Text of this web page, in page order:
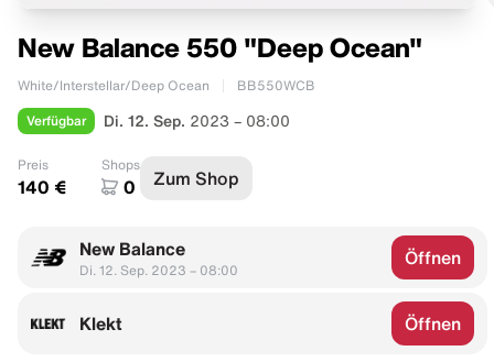
New Balance 550 "Deep Ocean"
White/Interstellar/Deep Ocean BB550WCB
Verfügbar Di. 12. Sep. 2023 – 08:00
Preis
140 €
Shops
0 Zum Shop
New Balance
Di. 12. Sep. 2023 – 08:00
Öffnen
Klekt Öffnen